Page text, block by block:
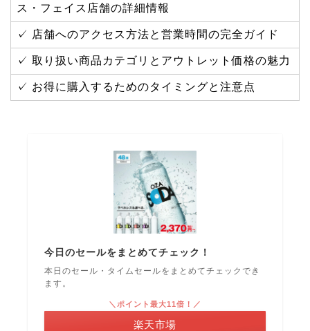
ス・フェイス店舗の詳細情報
✓ 店舗へのアクセス方法と営業時間の完全ガイド
✓ 取り扱い商品カテゴリとアウトレット価格の魅力
✓ お得に購入するためのタイミングと注意点
今日のセールをまとめてチェック！
本日のセール・タイムセールをまとめてチェックでき
ます。
＼ポイント最大11倍！／
楽天市場